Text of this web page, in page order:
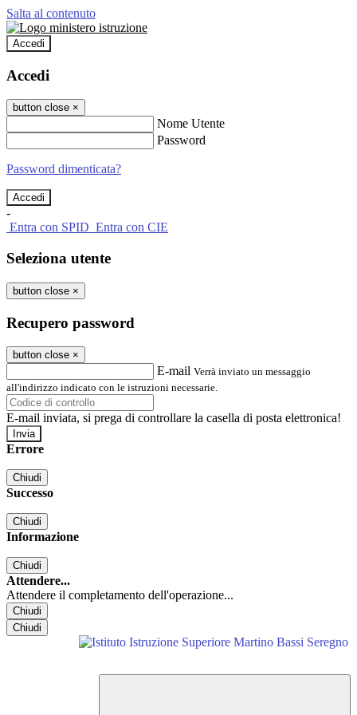
Salta al contenuto
Accedi
Accedi
button close ×
Nome Utente
Password
Password dimenticata?
-
Entra con SPID Entra con CIE
Seleziona utente
button close ×
Recupero password
button close ×
E-mail Verrà inviato un messaggio
all'indirizzo indicato con le istruzioni necessarie.
E-mail inviata, si prega di controllare la casella di posta elettronica!
Errore
Chiudi
Successo
Chiudi
Informazione
Chiudi
Attendere...
Attendere il completamento dell'operazione...
Chiudi
Chiudi